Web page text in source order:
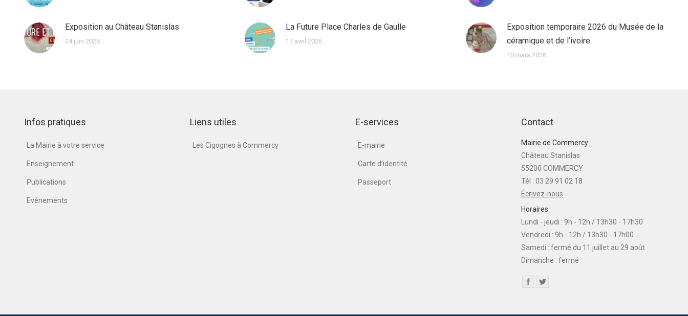
Exposition au Château Stanislas
24 juin 2026
La Future Place Charles de Gaulle
17 avril 2026
Exposition temporaire 2026 du Musée de la
céramique et de l’ivoire
10 mars 2026
Infos pratiques
La Mairie à votre service
Enseignement
Publications
Evénements
Liens utiles
Les Cigognes à Commercy
E-services
E-mairie
Carte d’identité
Passeport
Contact
Mairie de Commercy
Château Stanislas
55200 COMMERCY
Tél : 03 29 91 02 18
Écrivez-nous
Horaires
Lundi - jeudi : 9h - 12h / 13h30 - 17h30
Vendredi : 9h - 12h / 13h30 - 17h00
Samedi : fermé du 11 juillet au 29 août
Dimanche : fermé
Find us on: